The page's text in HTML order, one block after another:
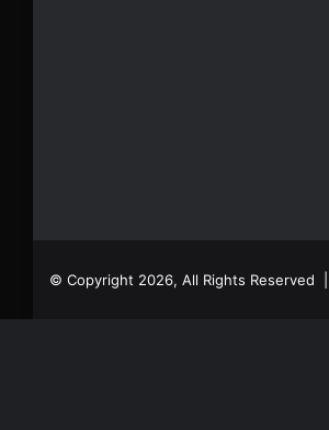
© Copyright 2026, All Rights Reserved |